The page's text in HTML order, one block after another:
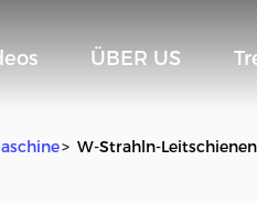
ÜBER US
> W-Strahln-